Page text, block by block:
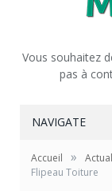
Vous souhaitez
pas à
NAVIGATE
Accueil »
Flipeau Toiture